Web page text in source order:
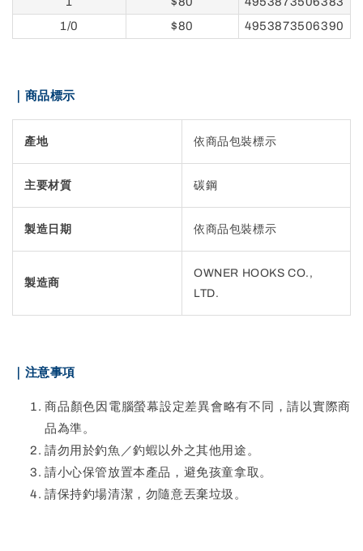
1/0
$80 4953873506390
｜商品標示
產地 依商品包裝標示
主要材質 碳鋼
製造日期 依商品包裝標示
製造商
OWNER HOOKS CO.,
LTD.
｜注意事項
商品顏色因電腦螢幕設定差異會略有不同，請以實際商
品為準。
請勿用於釣魚／釣蝦以外之其他用途。
請小心保管放置本產品，避免孩童拿取。
請保持釣場清潔，勿隨意丟棄垃圾。